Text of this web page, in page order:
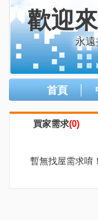
歡迎
永
首頁
買家需求(0)
暫無找屋需求唷